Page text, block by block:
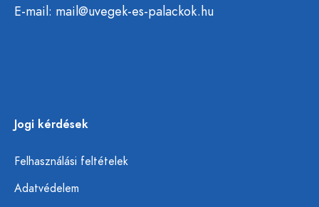
E-mail: mail@uvegek-es-palackok.hu
Jogi kérdések
Felhasználási feltételek
Adatvédelem